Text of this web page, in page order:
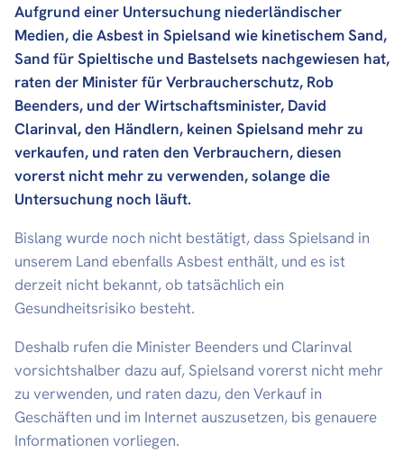
Aufgrund einer Untersuchung niederländischer
Medien, die Asbest in Spielsand wie kinetischem Sand,
Sand für Spieltische und Bastelsets nachgewiesen hat,
raten der Minister für Verbraucherschutz, Rob
Beenders, und der Wirtschaftsminister, David
Clarinval, den Händlern, keinen Spielsand mehr zu
verkaufen, und raten den Verbrauchern, diesen
vorerst nicht mehr zu verwenden, solange die
Untersuchung noch läuft.
Bislang wurde noch nicht bestätigt, dass Spielsand in
unserem Land ebenfalls Asbest enthält, und es ist
derzeit nicht bekannt, ob tatsächlich ein
Gesundheitsrisiko besteht.
Deshalb rufen die Minister Beenders und Clarinval
vorsichtshalber dazu auf, Spielsand vorerst nicht mehr
zu verwenden, und raten dazu, den Verkauf in
Geschäften und im Internet auszusetzen, bis genauere
Informationen vorliegen.